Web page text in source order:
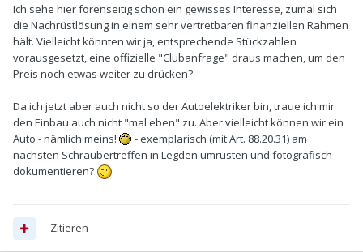
Ich sehe hier forenseitig schon ein gewisses Interesse, zumal sich
die Nachrüstlösung in einem sehr vertretbaren finanziellen Rahmen
hält. Vielleicht könnten wir ja, entsprechende Stückzahlen
vorausgesetzt, eine offizielle "Clubanfrage" draus machen, um den
Preis noch etwas weiter zu drücken?
Da ich jetzt aber auch nicht so der Autoelektriker bin, traue ich mir
den Einbau auch nicht "mal eben" zu. Aber vielleicht können wir ein
Auto - nämlich meins!
- exemplarisch (mit Art. 88.20.31) am
nächsten Schraubertreffen in Legden umrüsten und fotografisch
dokumentieren?
Zitieren